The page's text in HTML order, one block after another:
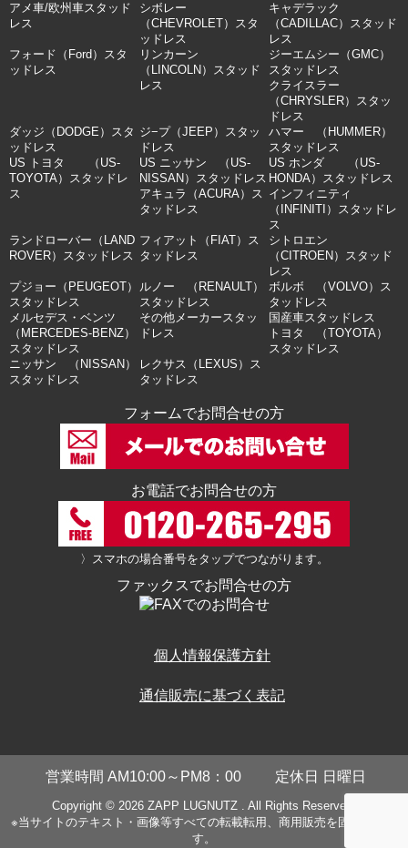
アメ車/欧州車スタッド
レス
シボレー
（CHEVROLET）スタ
ッドレス
キャデラック
（CADILLAC）スタッド
レス
フォード（Ford）スタ
ッドレス
リンカーン
（LINCOLN）スタッド
レス
ジーエムシー（GMC）
スタッドレス
クライスラー
（CHRYSLER）スタッ
ドレス
ダッジ（DODGE）スタ
ッドレス
ジ−プ（JEEP）スタッ
ドレス
ハマー （HUMMER）
スタッドレス
US トヨタ （US-
TOYOTA）スタッドレ
ス
US ニッサン （US-
NISSAN）スタッドレス
US ホンダ （US-
HONDA）スタッドレス
アキュラ（ACURA）ス
タッドレス
インフィニティ
（INFINITI）スタッドレ
ス
ランドローバー（LAND
ROVER）スタッドレス
フィアット（FIAT）ス
タッドレス
シトロエン
（CITROEN）スタッド
レス
プジョー（PEUGEOT）
スタッドレス
ルノー （RENAULT）
スタッドレス
ボルボ （VOLVO）ス
タッドレス
メルセデス・ベンツ
（MERCEDES-BENZ）
スタッドレス
その他メーカースタッ
ドレス
国産車スタッドレス
トヨタ （TOYOTA）
スタッドレス
ニッサン （NISSAN）
スタッドレス
レクサス（LEXUS）ス
タッドレス
フォームでお問合せの方
お電話でお問合せの方
〉スマホの場合番号をタップでつながります。
ファックスでお問合せの方
個人情報保護方針
通信販売に基づく表記
営業時間 AM10:00～PM8：00 定休日 日曜日
Copyright © 2026 ZAPP LUGNUTZ . All Rights Reserved.
※当サイトのテキスト・画像等すべての転載転用、商用販売を固く禁じま
す。